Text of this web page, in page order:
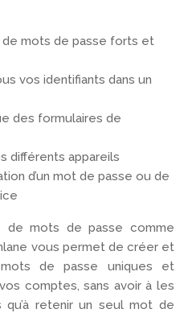
mots de passe forts et
vos identifiants dans un
des formulaires de
différents appareils
d’un mot de passe ou de
de mots de passe comme
vous permet de créer et
de passe uniques et
comptes, sans avoir à les
qu’à retenir un seul mot de